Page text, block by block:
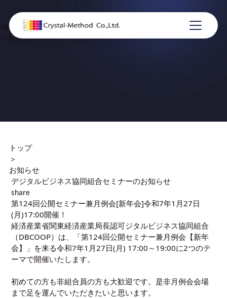
news
お知らせ
トップ
＞
お知らせ
デジタルビジネス協同組合セミナーのお知らせ
share
第124回公開セミナー兼月例会[新年会]令和7年1月27日
(月)17:00開催！
経済産業省関東経済産業局長認可ジタルビジネス協同組合
（DBCOOP） は、
「第124回公開セミナー兼月例会【新年
会】」 を来る令和7年1月27日(月) 17:00～19:00に2つのテ
ーマで開催いたします。
初めての方も非組合員の方も大歓迎です。是非月例会会場
まで足を運んでいただきたいと思います。